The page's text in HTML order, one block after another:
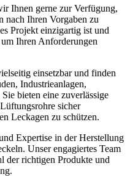
Ihnen gerne zur Verfügung,
nach Ihren Vorgaben zu
Projekt einzigartig ist und
Ihren Anforderungen
einsetzbar und finden
Industrieanlagen,
bieten eine zuverlässige
sicher
Leckagen zu schützen.
Expertise in der Herstellung
Unser engagiertes Team
der richtigen Produkte und